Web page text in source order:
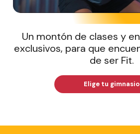
Un montón de clases y
exclusivos, para que
de ser Fit.
Elige tu gimnasio